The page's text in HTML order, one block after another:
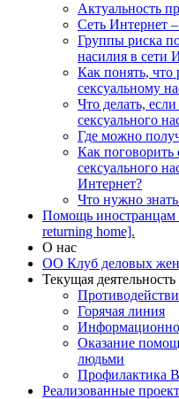
Актуальность
Сеть Интернет
Группы риска
насилия в сети
Как понять, что
сексуальному
Что делать,
сексуального
Где можно
Как поговорить
сексуального
Интернет?
Что нужно
Помощь иностранцам
returning home].
О нас
ОО Клуб деловых
Текущая деятельность
Горячая линия
Информационно-
Оказание
людьми
Реализованные